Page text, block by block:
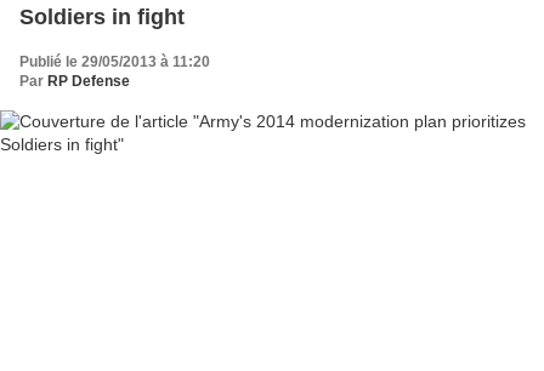
Soldiers in fight
Publié le 29/05/2013 à 11:20
Par RP Defense